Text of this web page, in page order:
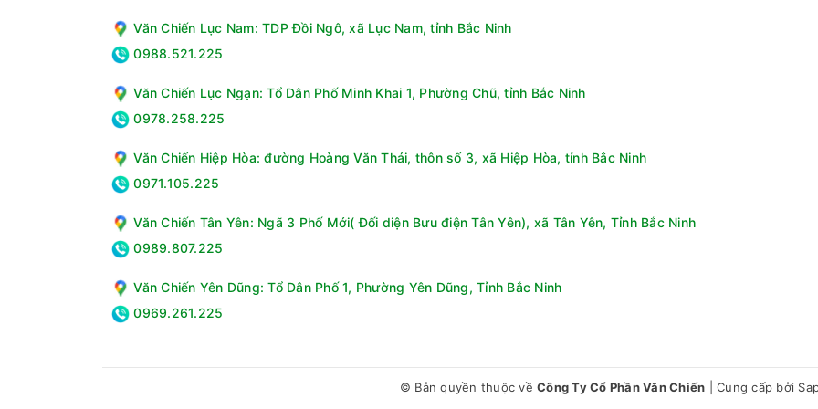
Văn Chiến Lục Nam: TDP Đồi Ngô, xã Lục Nam, tỉnh Bắc Ninh
0988.521.225
Văn Chiến Lục Ngạn: Tổ Dân Phố Minh Khai 1, Phường Chũ, tỉnh Bắc Ninh
0978.258.225
Văn Chiến Hiệp Hòa: đường Hoàng Văn Thái, thôn số 3, xã Hiệp Hòa, tỉnh Bắc Ninh
0971.105.225
Văn Chiến Tân Yên: Ngã 3 Phố Mới( Đối diện Bưu điện Tân Yên), xã Tân Yên, Tỉnh Bắc Ninh
0989.807.225
Văn Chiến Yên Dũng: Tổ Dân Phố 1, Phường Yên Dũng, Tỉnh Bắc Ninh
0969.261.225
© Bản quyền thuộc về Công Ty Cổ Phần Văn Chiến Cung cấp bởi